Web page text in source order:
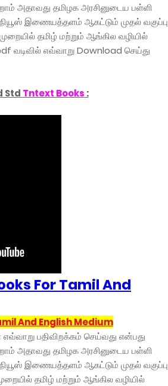
அதாவது தமிழக அரசினுடைய பள்ளி
இணையத்தளம் ஆகட்டும் முதல் வகுப்பு
தமிழ் மற்றும் ஆங்கில வழியில்
வடிவில் எவ்வாறு Download செய்து
Std Tntext Books :
For Tamil And
And English Medium
பதிவிறக்கம் செய்வது என்பது
அதாவது தமிழக அரசினுடைய பள்ளி
இணையத்தளம் ஆகட்டும் முதல் வகுப்பு
தமிழ் மற்றும் ஆங்கில வழியில்